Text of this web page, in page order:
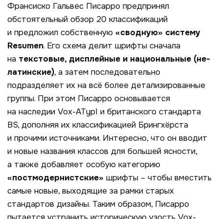
Франсиско Гальвес Писарро предпринял
обстоятельный обзор 20 классификаций
и предложил собственную «сводную» систему
Resumen. Его схема делит шрифты сначала
на текстовые, дисплейные и национальные (не-
латинские), а затем последовательно
подразделяет их на всё более детализированные
группы. При этом Писарро основывается
на наследии Vox-ATypI и британского стандарта
BS, дополняя их классификацией Брингхёрста
и прочими источниками. Интересно, что он вводит
и новые названия классов для большей ясности,
а также добавляет особую категорию
«постмодернистские» шрифты – чтобы вместить
самые новые, выходящие за рамки старых
стандартов дизайны. Таким образом, Писарро